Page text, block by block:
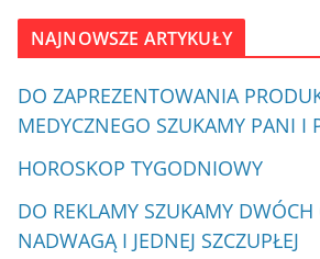
NAJNOWSZE ARTYKUŁY
DO ZAPREZENTOWANIA
MEDYCZNEGO SZUKAMY PANI I
HOROSKOP TYGODNIOWY
DO REKLAMY SZUKAMY
NADWAGĄ I JEDNEJ SZCZUPŁEJ